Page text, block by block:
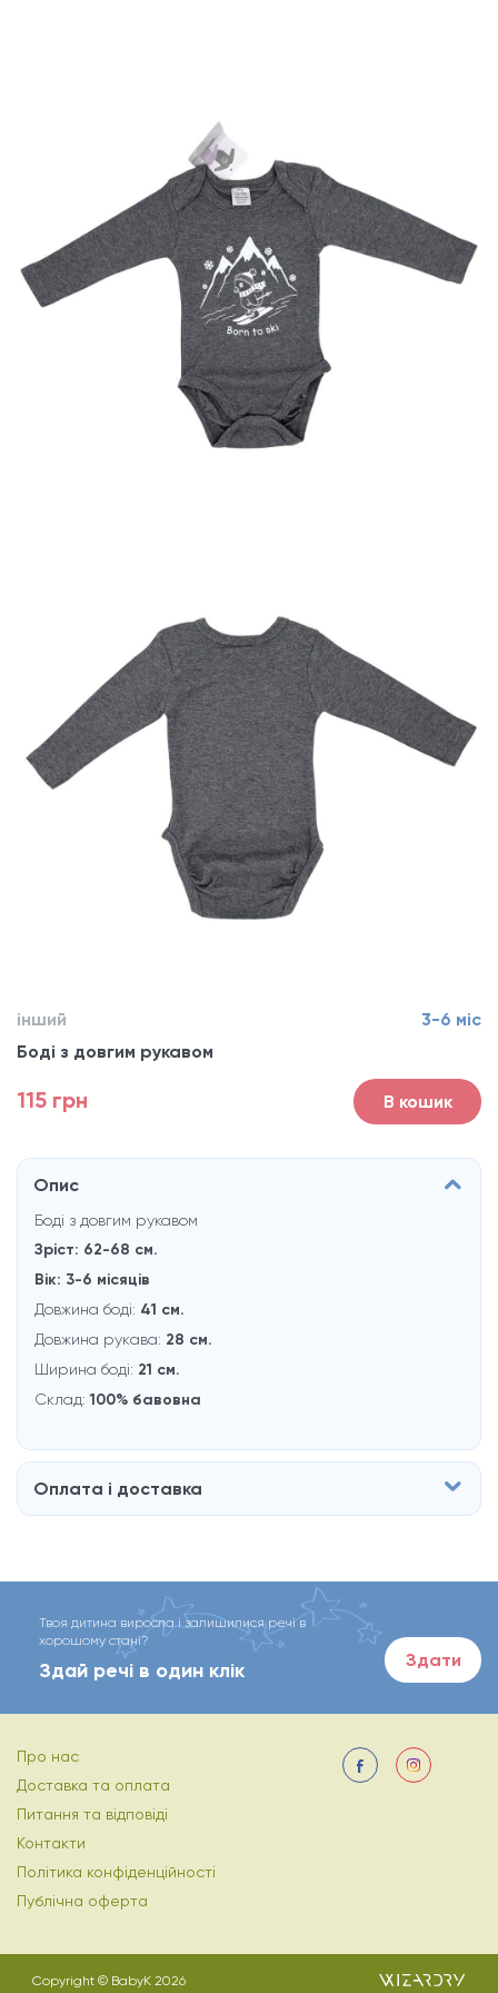
інший
3-6 міс
Боді з довгим рукавом
115 грн В кошик
Опис
Боді з довгим рукавом
Зріст: 62-68 см.
Вік: 3-6 місяців
Довжина боді: 41 см.
Довжина рукaва: 28 см.
Ширина боді: 21 см.
Склад:100% бавовна
Оплата і доставка
Твоя дитина виросла і залишилися речі в
хорошому стані?
Здай речі в один клік Здати
Про нас
Доставка та оплата
Питання та відповіді
Контакти
Політика конфіденційності
Публічна оферта
Copyright © BabyK 2026